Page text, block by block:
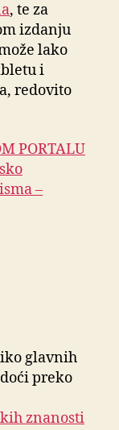
, te za
izdanju
lako
i
redovito
PORTALU
–
glavnih
preko
znanosti